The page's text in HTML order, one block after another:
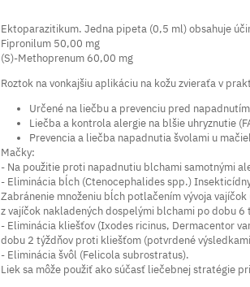
Ektoparazitikum. Jedna pipeta (0,5 ml) obsahuje
Fipronilum 50,00 mg
(S)-Methoprenum 60,00 mg
Roztok na vonkajšiu aplikáciu na kožu zvieraťa v
Určené na liečbu a prevenciu pred
Liečba a kontrola alergie na blšie uhryznutie
Prevencia a liečba napadnutia švolami u
Mačky:
- Na použitie proti napadnutiu blchami samotnými
- Eliminácia bĺch (Ctenocephalides spp.)
Zabránenie množeniu bĺch potlačením vývoja
z vajíčok nakladených dospelými blchami po dobu 6
- Eliminácia kliešťov (Ixodes ricinus, Dermacentor
dobu 2 týždňov proti kliešťom (potvrdené
- Eliminácia švôl (Felicola subrostratus).
Liek sa môže použiť ako súčasť liečebnej stratégie